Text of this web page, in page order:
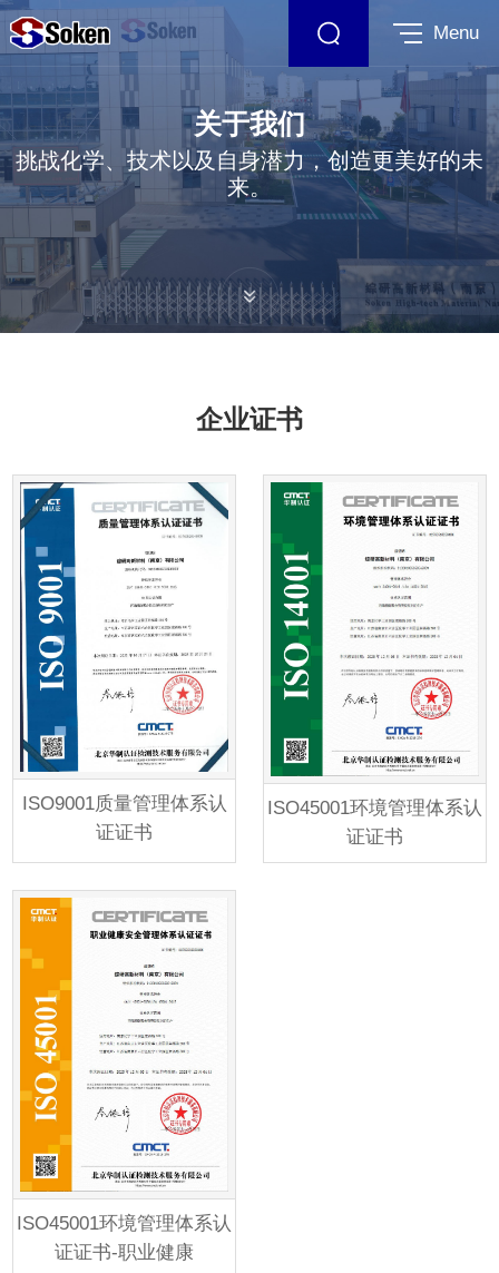
Menu
关于我们
挑战化学、技术以及自身潜力，创造更美好的未
来。
企业证书
ISO9001质量管理体系认
证证书
ISO45001环境管理体系认
证证书
ISO45001环境管理体系认
证证书-职业健康